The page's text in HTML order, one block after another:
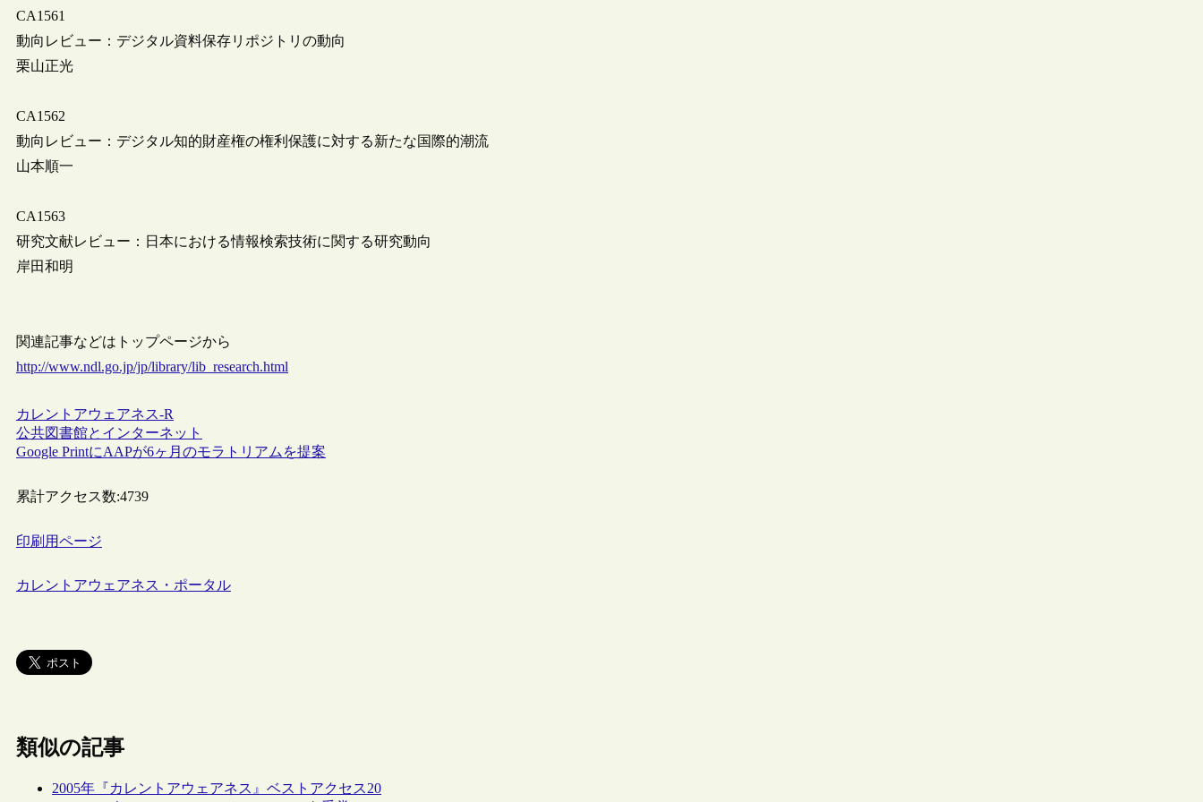
CA1561
動向レビュー：デジタル資料保存リポジトリの動向
栗山正光
CA1562
動向レビュー：デジタル知的財産権の権利保護に対する新たな国際的潮流
山本順一
CA1563
研究文献レビュー：日本における情報検索技術に関する研究動向
岸田和明
関連記事などはトップページから
http://www.ndl.go.jp/jp/library/lib_research.html
カレントアウェアネス-R
公共図書館とインターネット
Google PrintにAAPが6ヶ月のモラトリアムを提案
累計アクセス数:4739
印刷用ページ
カレントアウェアネス・ポータル
類似の記事
2005年『カレントアウェアネス』ベストアクセス20